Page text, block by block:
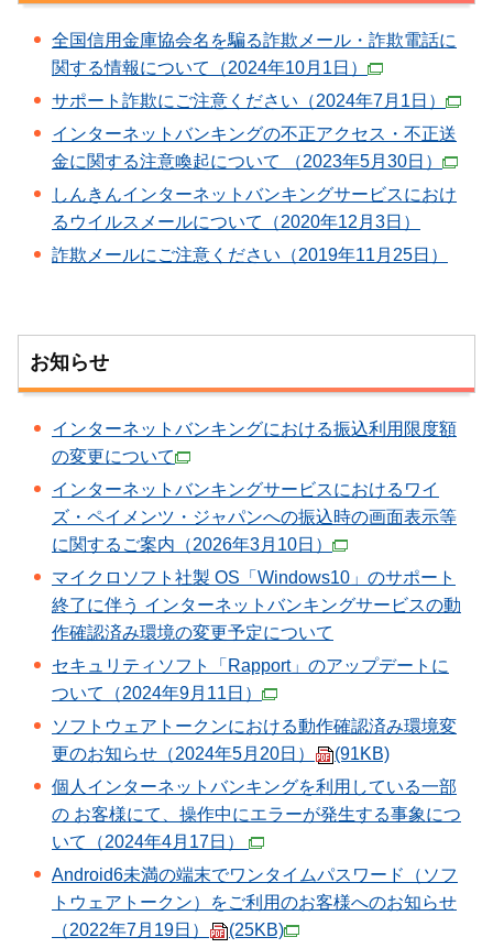
全国信用金庫協会名を騙る詐欺メール・詐欺電話に
関する情報について（2024年10月1日）
サポート詐欺にご注意ください（2024年7月1日）
インターネットバンキングの不正アクセス・不正送
金に関する注意喚起について （2023年5月30日）
しんきんインターネットバンキングサービスにおけ
るウイルスメールについて（2020年12月3日）
詐欺メールにご注意ください（2019年11月25日）
お知らせ
インターネットバンキングにおける振込利用限度額
の変更について
インターネットバンキングサービスにおけるワイ
ズ・ペイメンツ・ジャパンへの振込時の画面表示等
に関するご案内（2026年3月10日）
マイクロソフト社製 OS「Windows10」のサポート
終了に伴う インターネットバンキングサービスの動
作確認済み環境の変更予定について
セキュリティソフト「Rapport」のアップデートに
ついて（2024年9月11日）
ソフトウェアトークンにおける動作確認済み環境変
更のお知らせ（2024年5月20日）
(91KB)
個人インターネットバンキングを利用している一部
の お客様にて、操作中にエラーが発生する事象につ
いて（2024年4月17日）
Android6未満の端末でワンタイムパスワード（ソフ
トウェアトークン）をご利用のお客様へのお知らせ
（2022年7月19日） (25KB)